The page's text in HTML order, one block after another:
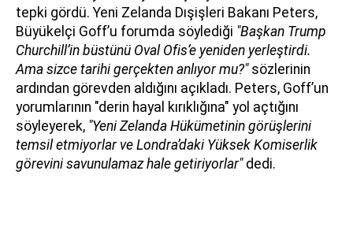
tepki gördü. Yeni Zelanda Dışişleri Bakanı Peters,
Büyükelçi Goff’u forumda söylediği "Başkan Trump
Churchill’in büstünü Oval Ofis’e yeniden yerleştirdi.
Ama sizce tarihi gerçekten anlıyor mu?"sözlerinin
ardından görevden aldığını açıkladı. Peters, Goff’un
yorumlarının "derin hayal kırıklığına" yol açtığını
söyleyerek, "Yeni Zelanda Hükümetinin görüşlerini
temsil etmiyorlar ve Londra’daki Yüksek Komiserlik
görevini savunulamaz hale getiriyorlar"dedi.